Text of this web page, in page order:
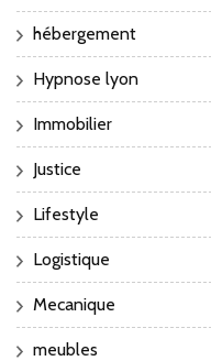
hébergement
Hypnose lyon
Immobilier
Justice
Lifestyle
Logistique
Mecanique
meubles